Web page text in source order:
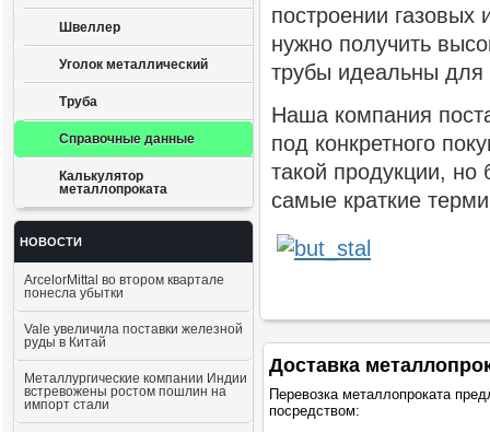
Швеллер
Уголок металлический
Труба
Справочные данные
Калькулятор
металлопроката
НОВОСТИ
ArcelorMittal во втором квартале
понесла убытки
Vale увеличила поставки железной
руды в Китай
Металлургические компании Индии
встревожены ростом пошлин на
импорт стали
построении газовых
нужно получить
трубы идеальны для
Наша компания
под конкретного
такой продукции,
самые краткие
Доставка
Перевозка металлопроката
посредством: